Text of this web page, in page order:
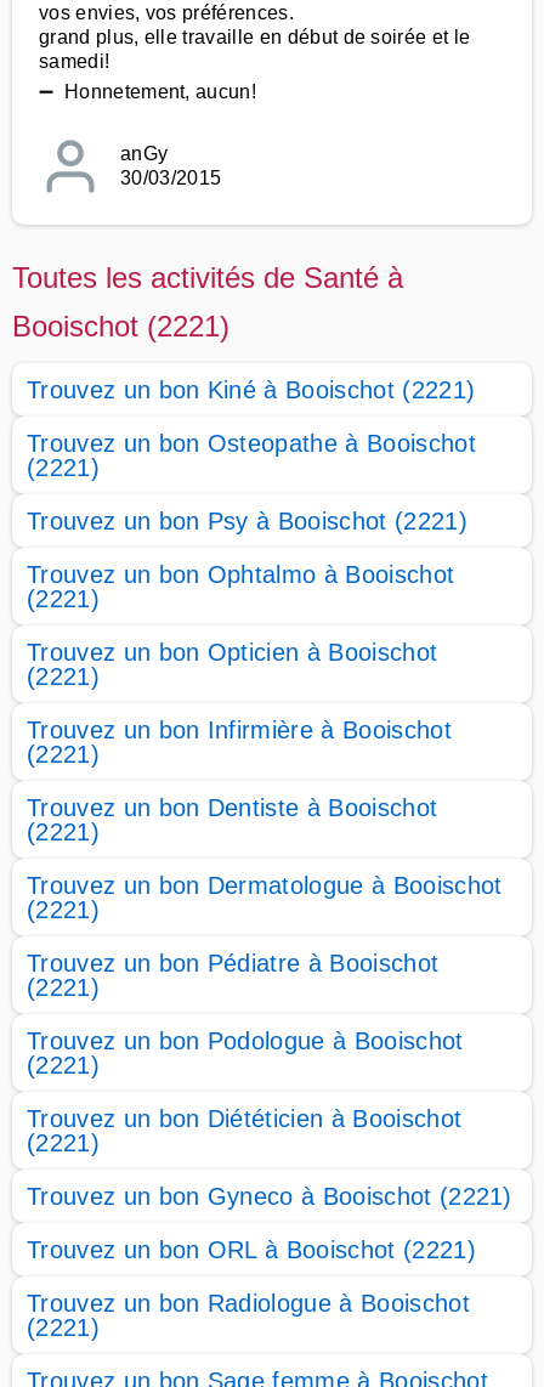
vos envies, vos préférences.
grand plus, elle travaille en début de soirée et le
samedi!
➖ Honnetement, aucun!
anGy
30/03/2015
Toutes les activités de Santé à
Booischot (2221)
Trouvez un bon Kiné à Booischot (2221)
Trouvez un bon Osteopathe à Booischot
(2221)
Trouvez un bon Psy à Booischot (2221)
Trouvez un bon Ophtalmo à Booischot
(2221)
Trouvez un bon Opticien à Booischot
(2221)
Trouvez un bon Infirmière à Booischot
(2221)
Trouvez un bon Dentiste à Booischot
(2221)
Trouvez un bon Dermatologue à Booischot
(2221)
Trouvez un bon Pédiatre à Booischot
(2221)
Trouvez un bon Podologue à Booischot
(2221)
Trouvez un bon Diététicien à Booischot
(2221)
Trouvez un bon Gyneco à Booischot (2221)
Trouvez un bon ORL à Booischot (2221)
Trouvez un bon Radiologue à Booischot
(2221)
Trouvez un bon Sage femme à Booischot